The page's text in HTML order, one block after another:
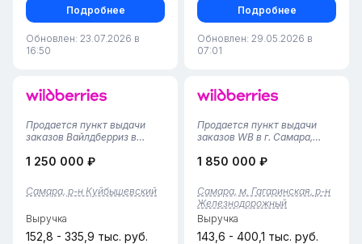
Подробнее
Обновлен: 23.07.2026 в
16:50
Подробнее
Обновлен: 29.05.2026 в
07:01
Продается пункт выдачи
заказов Вайлдберриз в
Амград)!Предлагается
стабильно
функционирующий бизнес-
активно развивающемся
микрорайоне.Площад...
1 250 000 ₽
Самара, р-н Куйбышевский
Выручка
152,8 - 335,9 тыс. руб.
Продается пункт выдачи
заказов WB в г. Самара,
Площадь помещения — 58
зоной выдачи и складским
пространством.• Пункт
работает с 2024 года,
финансовая ст...
1 850 000 ₽
Самара, м. Гагаринская, р-н
Железнодорожный
Выручка
143,6 - 400,1 тыс. руб.